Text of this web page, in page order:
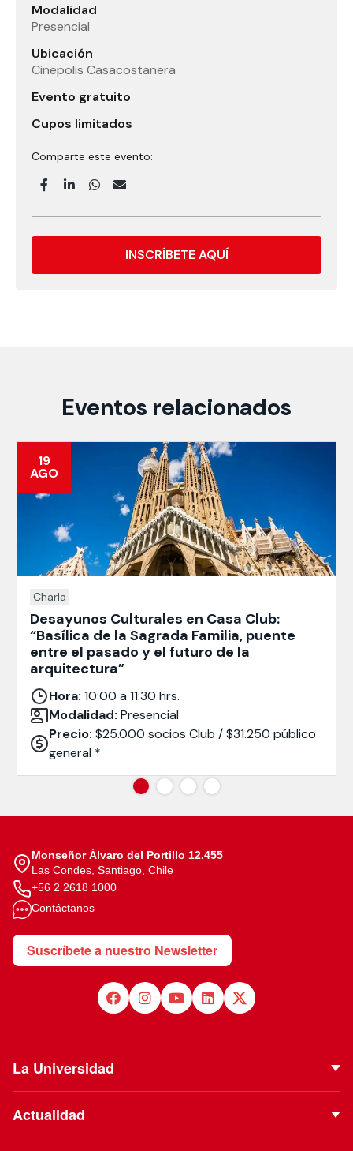
Modalidad
Presencial
Ubicación
Cinepolis Casacostanera
Evento gratuito
Cupos limitados
Comparte este evento:
INSCRÍBETE AQUÍ
Eventos relacionados
19
AGO
Charla
Desayunos Culturales en Casa Club:
“Basílica de la Sagrada Familia, puente
entre el pasado y el futuro de la
arquitectura”
Hora: 10:00 a 11:30 hrs.
Modalidad: Presencial
Precio: $25.000 socios Club / $31.250 público
general *
Monseñor Álvaro del Portillo 12.455
Las Condes, Santiago, Chile
+56 2 2618 1000
Contáctanos
Suscríbete a nuestro Newsletter
La Universidad
Actualidad